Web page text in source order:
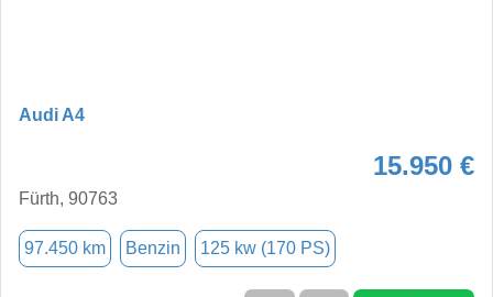
Audi A4
15.950 €
Fürth, 90763
97.450 km Benzin 125 kw (170 PS)